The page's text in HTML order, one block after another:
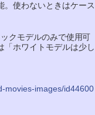
使わないときはケース
クモデルのみで使用可
「ホワイトモデルは少し
movies-images/id44600